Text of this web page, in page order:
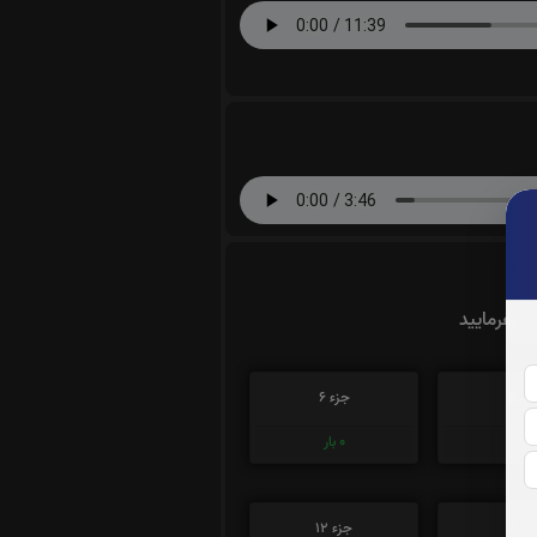
بفرمایید
5
0
جزء 6
0 بار
جزء 12